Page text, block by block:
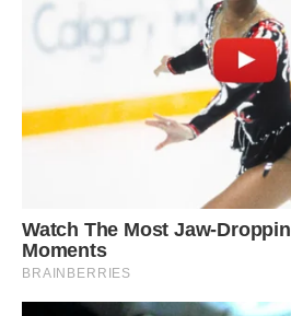
– Колись я любила це місце… А
би за безцінь якось продати…
Так і не продали, на скільки
не знала, бо ніколи не
було.
– Зупини десь тут, будь
щасливою – їдь туди, де коріння
Смаглява темноока жінка
двері автівки.